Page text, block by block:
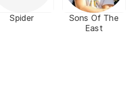
Spider
Sons Of The
East